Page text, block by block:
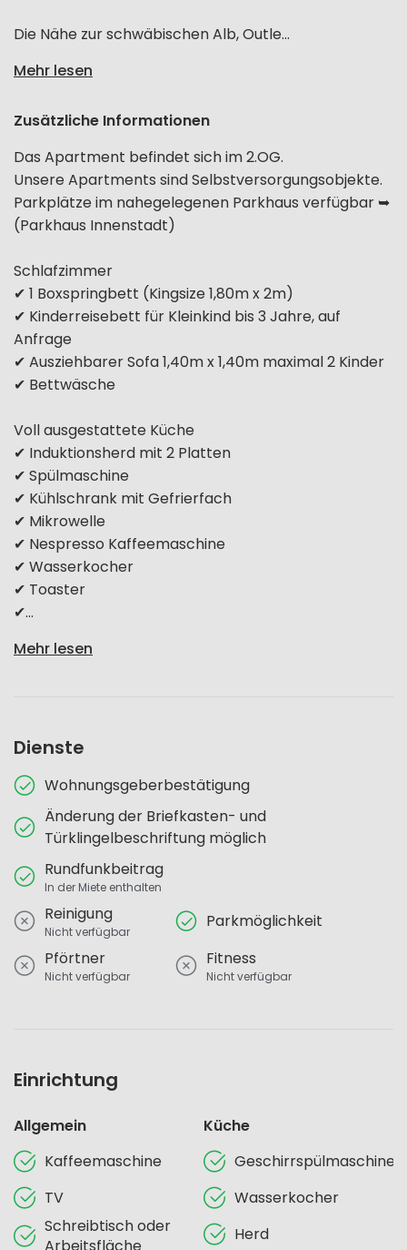
Die Nähe zur schwäbischen Alb, Outle...
Mehr lesen
Zusätzliche Informationen
Das Apartment befindet sich im 2.OG.
Unsere Apartments sind Selbstversorgungsobjekte.
Parkplätze im nahegelegenen Parkhaus verfügbar ➥
(Parkhaus Innenstadt)
Schlafzimmer
✔ 1 Boxspringbett (Kingsize 1,80m x 2m)
✔ Kinderreisebett für Kleinkind bis 3 Jahre, auf
Anfrage
✔ Ausziehbarer Sofa 1,40m x 1,40m maximal 2 Kinder
✔ Bettwäsche
Voll ausgestattete Küche
✔ Induktionsherd mit 2 Platten
✔ Spülmaschine
✔ Kühlschrank mit Gefrierfach
✔ Mikrowelle
✔ Nespresso Kaffeemaschine
✔ Wasserkocher
✔ Toaster
✔...
Mehr lesen
Dienste
Wohnungsgeberbestätigung
Änderung der Briefkasten- und
Türklingelbeschriftung möglich
Rundfunkbeitrag
In der Miete enthalten
Reinigung
Nicht verfügbar
Parkmöglichkeit
Pförtner
Nicht verfügbar
Fitness
Nicht verfügbar
Einrichtung
Allgemein
Kaffeemaschine
TV
Schreibtisch oder
Küche
Geschirrspülmaschine
Wasserkocher
Herd